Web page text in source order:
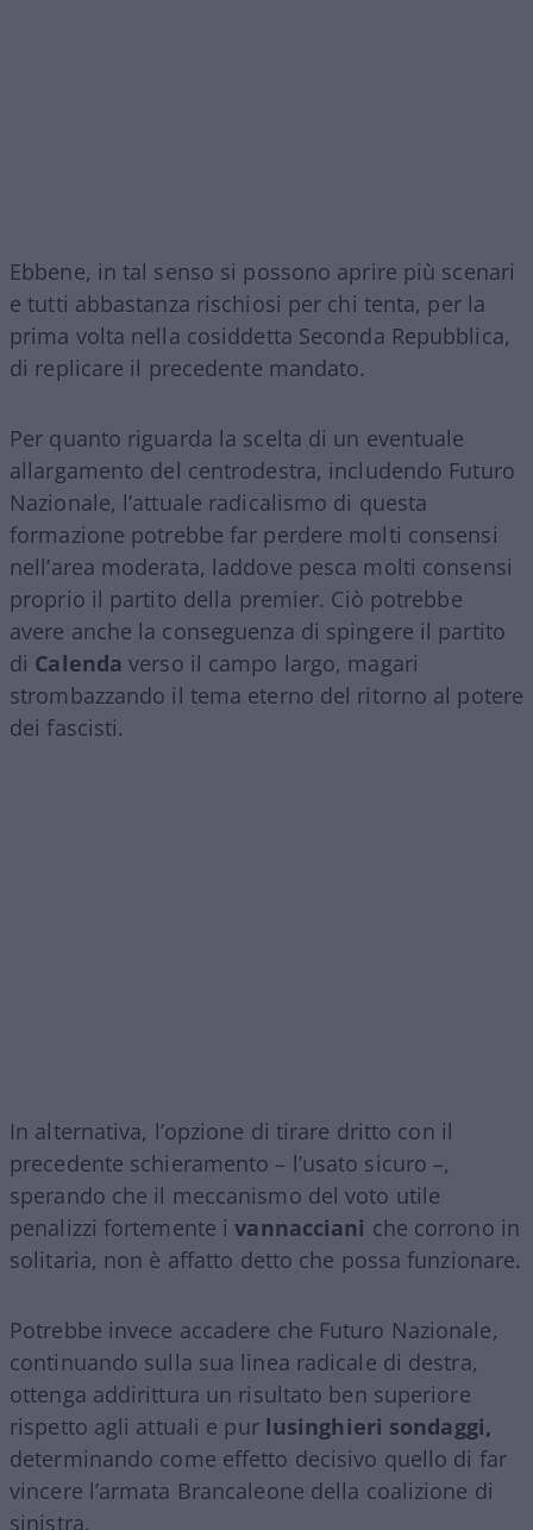
Ebbene, in tal senso si possono aprire più scenari
e tutti abbastanza rischiosi per chi tenta, per la
prima volta nella cosiddetta Seconda Repubblica,
di replicare il precedente mandato.
Per quanto riguarda la scelta di un eventuale
allargamento del centrodestra, includendo Futuro
Nazionale, l’attuale radicalismo di questa
formazione potrebbe far perdere molti consensi
nell’area moderata, laddove pesca molti consensi
proprio il partito della premier. Ciò potrebbe
avere anche la conseguenza di spingere il partito
di Calenda verso il campo largo, magari
strombazzando il tema eterno del ritorno al potere
dei fascisti.
In alternativa, l’opzione di tirare dritto con il
precedente schieramento – l’usato sicuro –,
sperando che il meccanismo del voto utile
penalizzi fortemente ivannacciani che corrono in
solitaria, non è affatto detto che possa funzionare.
Potrebbe invece accadere che Futuro Nazionale,
continuando sulla sua linea radicale di destra,
ottenga addirittura un risultato ben superiore
rispetto agli attuali e pur lusinghieri sondaggi,
determinando come effetto decisivo quello di far
vincere l’armata Brancaleone della coalizione di
sinistra.